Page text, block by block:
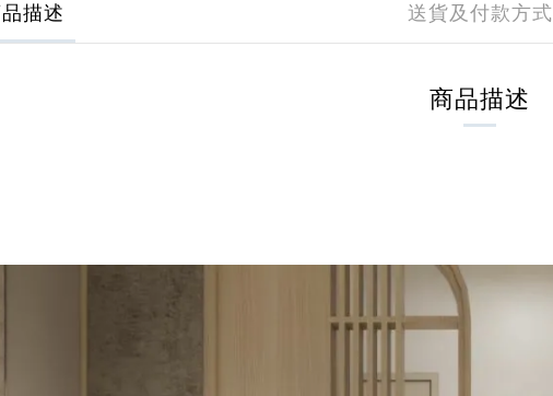
描述 送貨及付款方式
商品描述